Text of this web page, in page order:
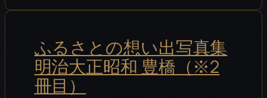
ふるさとの想い出写真集
明治大正昭和 豊橋（※2
冊目）